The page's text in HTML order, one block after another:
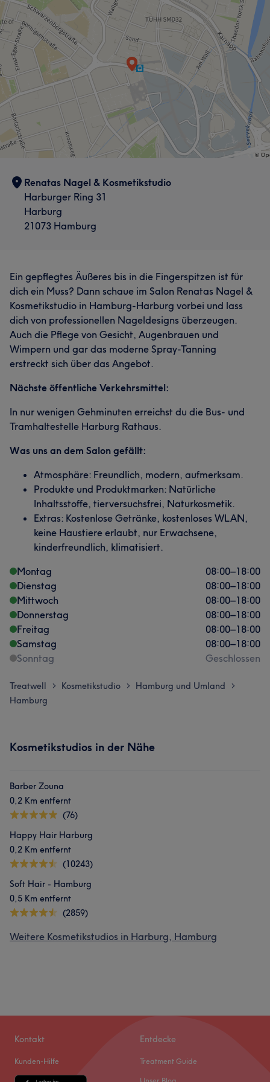
in einem Hamburger Nagelstudio habe ich mein eigenes
Nagelstudio in Hamburg-Harburg eröffnet. Ich habe
mich mit den aktuellen Trends und den Wünschen
meiner Kunden weiterentwickelt. Durch die Teilnahme
an verschiedenen Lehrgängen, Messen und
Fachveranstaltungen, kann ich stets modernste
Techniken und Produkte anbieten. Seit mehreren Jahren
ist mein Studio anerkannter Ausbildungs- und
Praktikumsbetrieb.
Services
Nägel Gesicht Massage
Haarentfernung
Renatas Nagel & Kosmetikstudio
Harburger Ring 31
Harburg
21073 Hamburg
Ein gepflegtes Äußeres bis in die Fingerspitzen ist für
dich ein Muss? Dann schaue im Salon Renatas Nagel &
Kosmetikstudio in Hamburg-Harburg vorbei und lass
dich von professionellen Nageldesigns überzeugen.
Auch die Pflege von Gesicht, Augenbrauen und
Wimpern und gar das moderne Spray-Tanning
erstreckt sich über das Angebot.
Nächste öffentliche Verkehrsmittel:
In nur wenigen Gehminuten erreichst du die Bus- und
Tramhaltestelle Harburg Rathaus.
Was uns an dem Salon gefällt:
Atmosphäre: Freundlich, modern, aufmerksam.
Produkte und Produktmarken: Natürliche
Inhaltsstoffe, tierversuchsfrei, Naturkosmetik.
Extras: Kostenlose Getränke, kostenloses WLAN,
keine Haustiere erlaubt, nur Erwachsene,
kinderfreundlich, klimatisiert.
Montag
08:00–18:00
Dienstag
08:00–18:00
Mittwoch
08:00–18:00
Donnerstag
08:00–18:00
Freitag
08:00–18:00
Samstag
08:00–18:00
Sonntag
Geschlossen
Treatwell > Kosmetikstudio > Hamburg und Umland >
Hamburg
Kosmetikstudios in der Nähe
Barber Zouna
0,2 Km entfernt
(76)
Happy Hair Harburg
0,2 Km entfernt
(10243)
Soft Hair - Hamburg
0,5 Km entfernt
(2859)
Weitere Kosmetikstudios in Harburg, Hamburg
Kontakt
Kunden-Hilfe
Entdecke
Treatment Guide